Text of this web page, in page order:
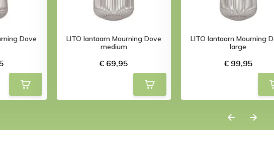
Dove
LITO lantaarn Mourning Dove
medium
€ 69,95
LITO lantaarn Mourning
large
€ 99,95